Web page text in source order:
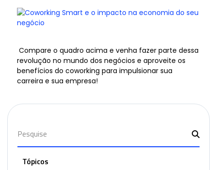
Compare o quadro acima e venha fazer parte dessa
revolução no mundo dos negócios e aproveite os
benefícios do coworking para impulsionar sua
carreira e sua empresa!
Tópicos